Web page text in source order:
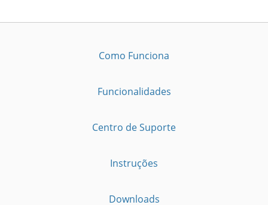
Como Funciona
Funcionalidades
Centro de Suporte
Instruções
Downloads